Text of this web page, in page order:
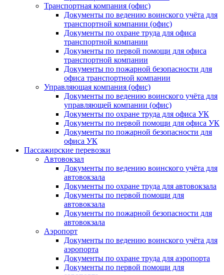
Транспортная компания (офис)
Документы по ведению воинского учёта для
транспортной компании (офис)
Документы по охране труда для офиса
транспортной компании
Документы по первой помощи для офиса
транспортной компании
Документы по пожарной безопасности для
офиса транспортной компании
Управляющая компания (офис)
Документы по ведению воинского учёта для
управляющей компании (офис)
Документы по охране труда для офиса УК
Документы по первой помощи для офиса УК
Документы по пожарной безопасности для
офиса УК
Пассажирские перевозки
Автовокзал
Документы по ведению воинского учёта для
автовокзала
Документы по охране труда для автовокзала
Документы по первой помощи для
автовокзала
Документы по пожарной безопасности для
автовокзала
Аэропорт
Документы по ведению воинского учёта для
аэропорта
Документы по охране труда для аэропорта
Документы по первой помощи для